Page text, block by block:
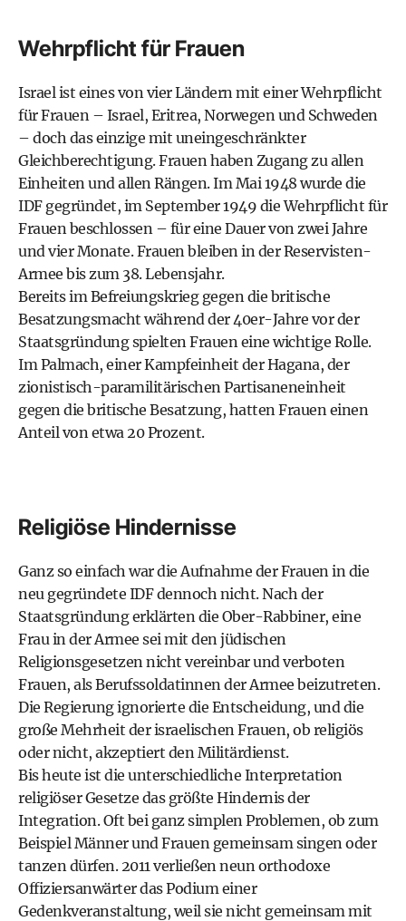
Wehrpflicht für Frauen
Israel ist eines von vier Ländern mit einer Wehrpflicht
für Frauen – Israel, Eritrea, Norwegen und Schweden
– doch das einzige mit uneingeschränkter
Gleichberechtigung. Frauen haben Zugang zu allen
Einheiten und allen Rängen. Im Mai 1948 wurde die
IDF gegründet, im September 1949 die Wehrpflicht für
Frauen beschlossen – für eine Dauer von zwei Jahre
und vier Monate. Frauen bleiben in der Reservisten-
Armee bis zum 38. Lebensjahr.
Bereits im Befreiungskrieg gegen die britische
Besatzungsmacht während der 40er-Jahre vor der
Staatsgründung spielten Frauen eine wichtige Rolle.
Im Palmach, einer Kampfeinheit der Hagana, der
zionistisch-paramilitärischen Partisaneneinheit
gegen die britische Besatzung, hatten Frauen einen
Anteil von etwa 20 Prozent.
Religiöse Hindernisse
Ganz so einfach war die Aufnahme der Frauen in die
neu gegründete IDF dennoch nicht. Nach der
Staatsgründung erklärten die Ober-Rabbiner, eine
Frau in der Armee sei mit den jüdischen
Religionsgesetzen nicht vereinbar und verboten
Frauen, als Berufssoldatinnen der Armee beizutreten.
Die Regierung ignorierte die Entscheidung, und die
große Mehrheit der israelischen Frauen, ob religiös
oder nicht, akzeptiert den Militärdienst.
Bis heute ist die unterschiedliche Interpretation
religiöser Gesetze das größte Hindernis der
Integration. Oft bei ganz simplen Problemen, ob zum
Beispiel Männer und Frauen gemeinsam singen oder
tanzen dürfen. 2011 verließen neun orthodoxe
Offiziersanwärter das Podium einer
Gedenkveranstaltung, weil sie nicht gemeinsam mit